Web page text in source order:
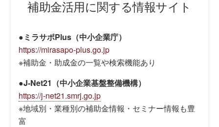
補助金活用に関する情報サイト
●ミラサポPlus（中小企業庁）
https://mirasapo-plus.go.jp
※補助金・助成金の一覧や検索機能あり
●J-Net21（中小企業基盤整備機構）
https://j-net21.smrj.go.jp
※地域別・業種別の補助金情報・セミナー情報も豊
富